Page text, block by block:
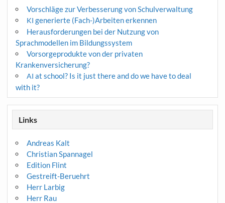
Vorschläge zur Verbesserung von Schulverwaltung
KI generierte (Fach-)Arbeiten erkennen
Herausforderungen bei der Nutzung von
Sprachmodellen im Bildungssystem
Vorsorgeprodukte von der privaten
Krankenversicherung?
AI at school? Is it just there and do we have to deal
with it?
Links
Andreas Kalt
Christian Spannagel
Edition Flint
Gestreift-Beruehrt
Herr Larbig
Herr Rau